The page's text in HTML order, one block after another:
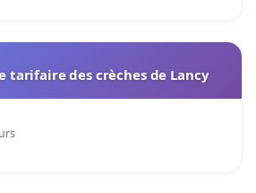
tarifaire des crèches de Lancy